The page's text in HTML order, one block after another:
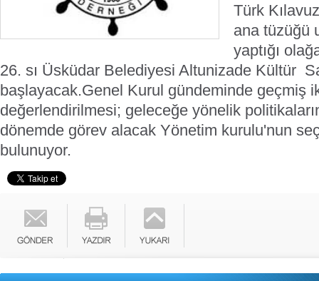
Türk
ana tüzüğü
yaptığı
26. sı Üsküdar Belediyesi Altunizade Kültür
başlayacak.Genel Kurul gündeminde geçmiş
değerlendirilmesi; geleceğe yönelik
dönemde görev alacak Yönetim kurulu'nun
bulunuyor.